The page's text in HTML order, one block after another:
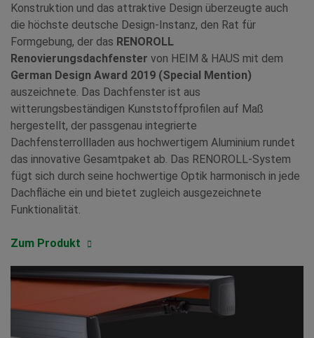
Konstruktion und das attraktive Design überzeugte auch
die höchste deutsche Design-Instanz, den Rat für
Formgebung, der das RENOROLL
Renovierungsdachfenster von HEIM & HAUS mit dem
German Design Award 2019 (Special Mention)
auszeichnete. Das Dachfenster ist aus
witterungsbeständigen Kunststoffprofilen auf Maß
hergestellt, der passgenau integrierte
Dachfensterrollladen aus hochwertigem Aluminium rundet
das innovative Gesamtpaket ab. Das RENOROLL-System
fügt sich durch seine hochwertige Optik harmonisch in jede
Dachfläche ein und bietet zugleich ausgezeichnete
Funktionalität.
Zum Produkt